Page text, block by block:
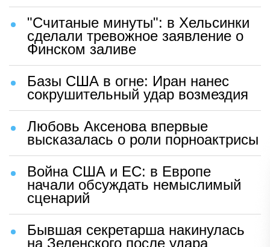
"Считаные минуты": в Хельсинки
сделали тревожное заявление о
Финском заливе
Базы США в огне: Иран нанес
сокрушительный удар возмездия
Любовь Аксенова впервые
высказалась о роли порноактрисы
Война США и ЕС: в Европе
начали обсуждать немыслимый
сценарий
Бывшая секретарша накинулась
на Зеленского после удара